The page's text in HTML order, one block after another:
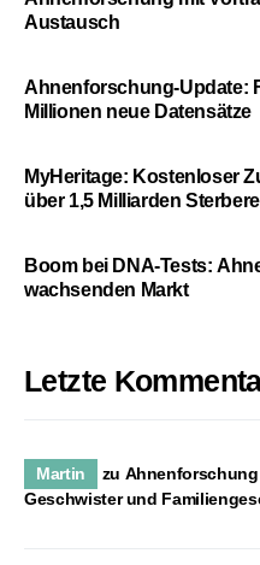
Austausch
Ahnenforschung-Update:
Millionen neue Datensätze
MyHeritage: Kostenloser
über 1,5 Milliarden
Boom bei DNA-Tests:
wachsenden Markt
Letzte
Martin zu
Geschwister und